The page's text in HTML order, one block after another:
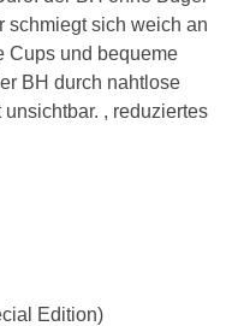
schmiegt sich weich an
Cups und bequeme
BH durch nahtlose
, reduziertes
Edition)